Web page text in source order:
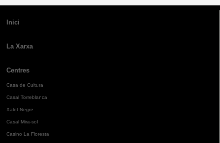
Inici
La Xarxa
Centres
Casa de Cultura
Casal Torreblanca
Xalet Negre
Casal Mira-sol
Casino La Floresta